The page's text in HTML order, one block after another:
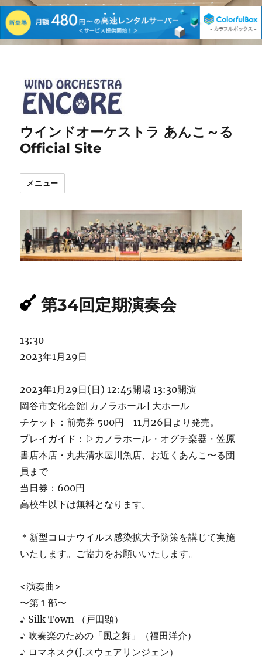
ウインドオーケストラ あんこ～る
Official Site
メニュー
第34回定期演奏会
第
34
定
期
演
奏
会
13:30
2023年1月29日
2023年1月29日(日) 12:45開場 13:30開演
岡谷市文化会館[カノラホール] 大ホール
チケット：前売券 500円 11月26日より発売。
プレイガイド：▷カノラホール・オグチ楽器・笠原
書店本店・丸共清水屋川魚店、お近くあんこ〜る団
員まで
当日券：600円
高校生以下は無料となります。
＊新型コロナウイルス感染拡大予防策を講じて実施
いたします。ご協力をお願いいたします。
<演奏曲>
〜第１部〜
♪ Silk Town （戸田顕）
♪ 吹奏楽のための「風之舞」（福田洋介）
♪ ロマネスク(J.スウェアリンジェン）